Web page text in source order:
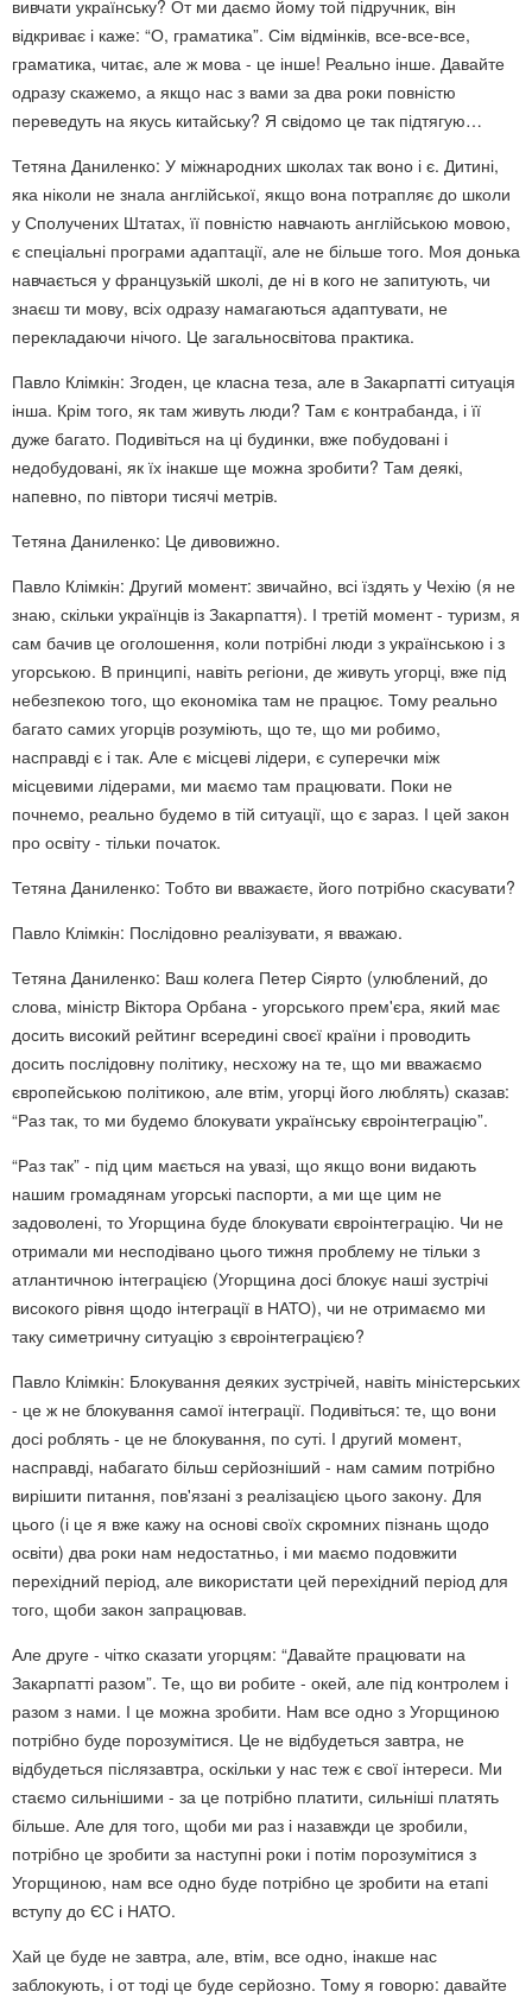
вивчати українську? От ми даємо йому той підручник, він
відкриває і каже: “О, граматика”. Сім відмінків, все-все-все,
граматика, читає, але ж мова - це інше! Реально інше. Давайте
одразу скажемо, а якщо нас з вами за два роки повністю
переведуть на якусь китайську? Я свідомо це так підтягую…
Тетяна Даниленко: У міжнародних школах так воно і є. Дитині,
яка ніколи не знала англійської, якщо вона потрапляє до школи
у Сполучених Штатах, її повністю навчають англійською мовою,
є спеціальні програми адаптації, але не більше того. Моя донька
навчається у французькій школі, де ні в кого не запитують, чи
знаєш ти мову, всіх одразу намагаються адаптувати, не
перекладаючи нічого. Це загальносвітова практика.
Павло Клімкін: Згоден, це класна теза, але в Закарпатті ситуація
інша. Крім того, як там живуть люди? Там є контрабанда, і її
дуже багато. Подивіться на ці будинки, вже побудовані і
недобудовані, як їх інакше ще можна зробити? Там деякі,
напевно, по півтори тисячі метрів.
Тетяна Даниленко: Це дивовижно.
Павло Клімкін: Другий момент: звичайно, всі їздять у Чехію (я не
знаю, скільки українців із Закарпаття). І третій момент - туризм, я
сам бачив це оголошення, коли потрібні люди з українською і з
угорською. В принципі, навіть регіони, де живуть угорці, вже під
небезпекою того, що економіка там не працює. Тому реально
багато самих угорців розуміють, що те, що ми робимо,
насправді є і так. Але є місцеві лідери, є суперечки між
місцевими лідерами, ми маємо там працювати. Поки не
почнемо, реально будемо в тій ситуації, що є зараз. І цей закон
про освіту - тільки початок.
Тетяна Даниленко: Тобто ви вважаєте, його потрібно скасувати?
Павло Клімкін: Послідовно реалізувати, я вважаю.
Тетяна Даниленко: Ваш колега Петер Сіярто (улюблений, до
слова, міністр Віктора Орбана - угорського прем'єра, який має
досить високий рейтинг всередині своєї країни і проводить
досить послідовну політику, несхожу на те, що ми вважаємо
європейською політикою, але втім, угорці його люблять) сказав:
“Раз так, то ми будемо блокувати українську євроінтеграцію”.
“Раз так” - під цим мається на увазі, що якщо вони видають
нашим громадянам угорські паспорти, а ми ще цим не
задоволені, то Угорщина буде блокувати євроінтеграцію. Чи не
отримали ми несподівано цього тижня проблему не тільки з
атлантичною інтеграцією (Угорщина досі блокує наші зустрічі
високого рівня щодо інтеграції в НАТО), чи не отримаємо ми
таку симетричну ситуацію з євроінтеграцією?
Павло Клімкін: Блокування деяких зустрічей, навіть міністерських
- це ж не блокування самої інтеграції. Подивіться: те, що вони
досі роблять - це не блокування, по суті. І другий момент,
насправді, набагато більш серйозніший - нам самим потрібно
вирішити питання, пов'язані з реалізацією цього закону. Для
цього (і це я вже кажу на основі своїх скромних пізнань щодо
освіти) два роки нам недостатньо, і ми маємо подовжити
перехідний період, але використати цей перехідний період для
того, щоби закон запрацював.
Але друге - чітко сказати угорцям: “Давайте працювати на
Закарпатті разом”. Те, що ви робите - окей, але під контролем і
разом з нами. І це можна зробити. Нам все одно з Угорщиною
потрібно буде порозумітися. Це не відбудеться завтра, не
відбудеться післязавтра, оскільки у нас теж є свої інтереси. Ми
стаємо сильнішими - за це потрібно платити, сильніші платять
більше. Але для того, щоби ми раз і назавжди це зробили,
потрібно це зробити за наступні роки і потім порозумітися з
Угорщиною, нам все одно буде потрібно це зробити на етапі
вступу до ЄС і НАТО.
Хай це буде не завтра, але, втім, все одно, інакше нас
заблокують, і от тоді це буде серйозно. Тому я говорю: давайте